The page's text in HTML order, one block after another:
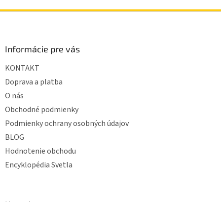
Informácie pre vás
KONTAKT
Doprava a platba
O nás
Obchodné podmienky
Podmienky ochrany osobných údajov
BLOG
Hodnotenie obchodu
Encyklopédia Svetla